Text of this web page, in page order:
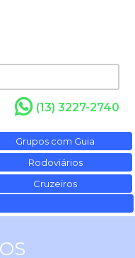
(13) 3227-2740
Grupos com Guia
Rodoviários
Cruzeiros